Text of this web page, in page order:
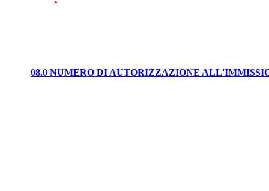
08.0 NUMERO DI AUTORIZZAZIONE